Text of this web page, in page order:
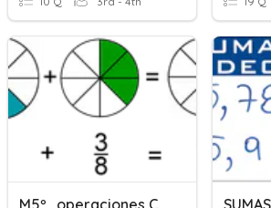
M5º_operaciones Con Fracciones